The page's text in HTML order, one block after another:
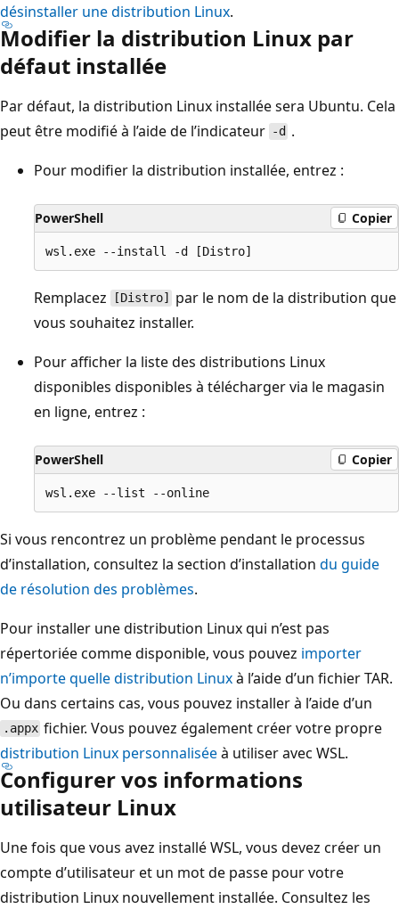
désinstaller une distribution Linux.
Modifier la distribution Linux par
défaut installée
Par défaut, la distribution Linux installée sera Ubuntu. Cela
peut être modifié à l’aide de l’indicateur -d .
Pour modifier la distribution installée, entrez :
PowerShell Copier
Remplacez [Distro]
par le nom de la distribution que
vous souhaitez installer.
Pour afficher la liste des distributions Linux
disponibles disponibles à télécharger via le magasin
en ligne, entrez :
PowerShell Copier
Si vous rencontrez un problème pendant le processus
d’installation, consultez la section d’installation du guide
de résolution des problèmes.
Pour installer une distribution Linux qui n’est pas
répertoriée comme disponible, vous pouvez importer
n’importe quelle distribution Linuxà l’aide d’un fichier TAR.
Ou dans certains cas, vous pouvez installer à l’aide d’un
.appx fichier. Vous pouvez également créer votre propre
distribution Linux personnaliséeà utiliser avec WSL.
Configurer vos informations
utilisateur Linux
Une fois que vous avez installé WSL, vous devez créer un
compte d’utilisateur et un mot de passe pour votre
distribution Linux nouvellement installée. Consultez les